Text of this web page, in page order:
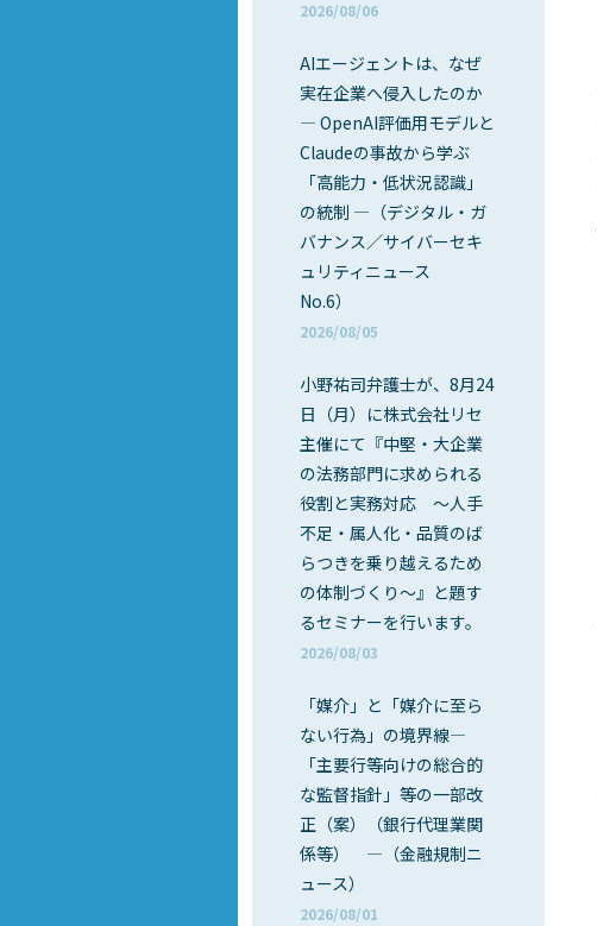
2026/08/06
AIエージェントは、なぜ
実在企業へ侵入したのか
― OpenAI評価用モデルと
Claudeの事故から学ぶ
「高能力・低状況認識」
の統制 ―（デジタル・ガ
バナンス／サイバーセキ
ュリティニュース
No.6）
2026/08/05
小野祐司弁護士が、8月24
日（月）に株式会社リセ
主催にて『中堅・大企業
の法務部門に求められる
役割と実務対応 ～人手
不足・属人化・品質のば
らつきを乗り越えるため
の体制づくり～』と題す
るセミナーを行います。
2026/08/03
「媒介」と「媒介に至ら
ない行為」の境界線―
「主要行等向けの総合的
な監督指針」等の一部改
正（案）（銀行代理業関
係等） ―（金融規制ニ
ュース）
2026/08/01